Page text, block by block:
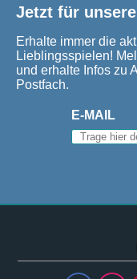
Jetzt für
Erhalte immer die
Lieblingsspielen!
und erhalte Infos zu
Postfach.
E-MAIL